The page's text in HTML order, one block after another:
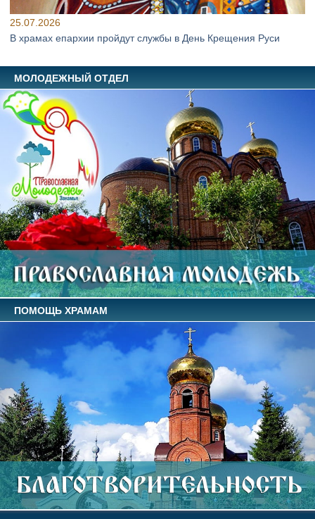
25.07.2026
В храмах епархии пройдут службы в День Крещения Руси
МОЛОДЕЖНЫЙ ОТДЕЛ
ПОМОЩЬ ХРАМАМ